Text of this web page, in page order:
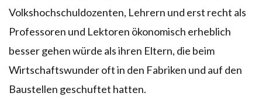
Volkshochschuldozenten, Lehrern und erst recht als
Professoren und Lektoren ökonomisch erheblich
besser gehen würde als ihren Eltern, die beim
Wirtschaftswunder oft in den Fabriken und auf den
Baustellen geschuftet hatten.